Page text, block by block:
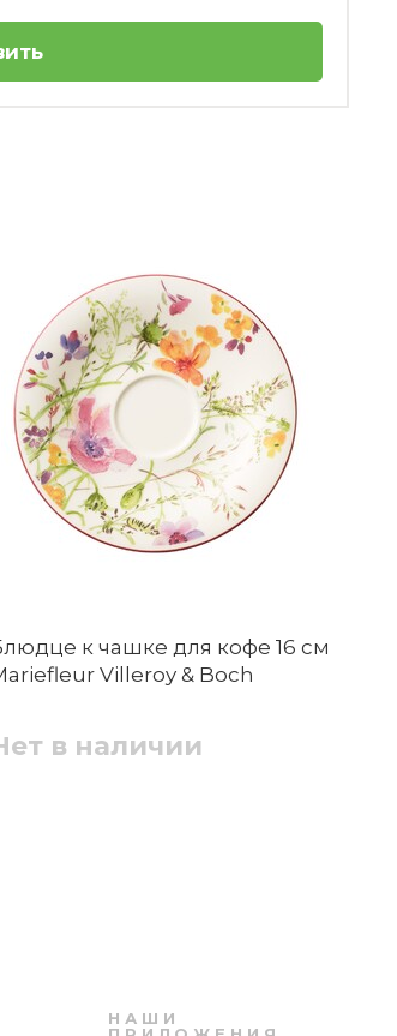
2,2 л Chateau
Villeroy & Boch
12,6 см Chateau
к чашке для кофе 16 см
Villeroy & Boch
в наличии
НАШИ